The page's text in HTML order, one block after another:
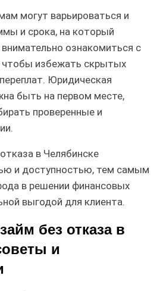
могут варьироваться и
и срока, на который
ознакомиться с
чтобы избежать скрытых
Юридическая
быть на первом месте,
проверенные и
в Челябинске
и доступностью, тем самым
в решении финансовых
выгодой для клиента.
без отказа в
и